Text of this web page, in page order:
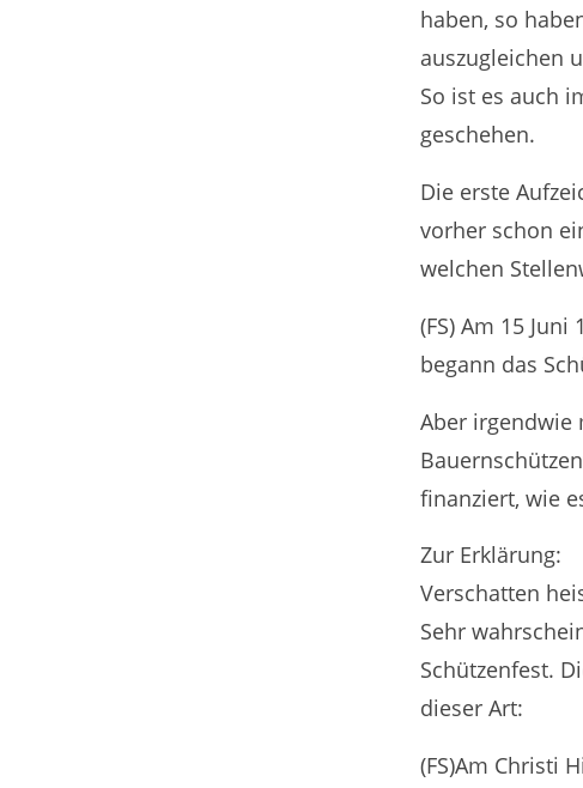
haben, so
auszugleichen
So ist es auch
geschehen.
Die erste
vorher schon
welchen
(FS) Am 15
begann das
Aber irgendwie
finanziert, wie
Zur Erklärung:
Verschatten
Sehr
Schützenfest.
dieser Art:
(FS)Am Christi